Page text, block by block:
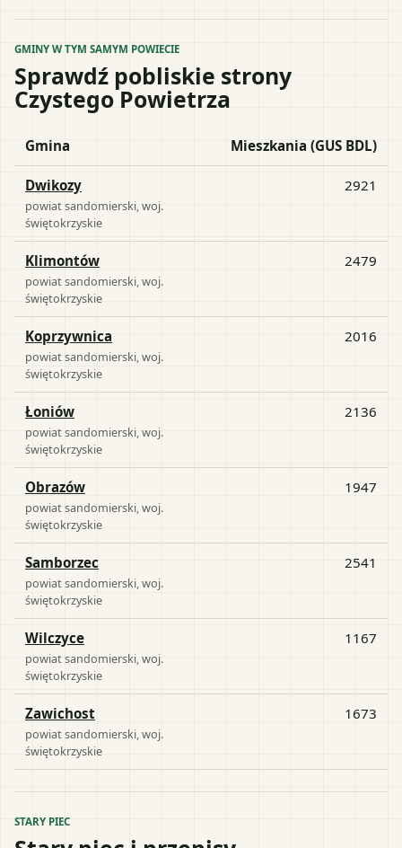
GMINY W TYM SAMYM POWIECIE
Sprawdź pobliskie strony
Czystego Powietrza
Gmina Mieszkania (GUS BDL)
Dwikozy
powiatsandomierski , woj.
świętokrzyskie
2921
Klimontów
powiatsandomierski , woj.
świętokrzyskie
2479
Koprzywnica
powiatsandomierski , woj.
świętokrzyskie
2016
Łoniów
powiatsandomierski , woj.
świętokrzyskie
2136
Obrazów
powiatsandomierski , woj.
świętokrzyskie
1947
Samborzec
powiatsandomierski , woj.
świętokrzyskie
2541
Wilczyce
powiatsandomierski , woj.
świętokrzyskie
1167
Zawichost
powiatsandomierski , woj.
świętokrzyskie
1673
STARY PIEC